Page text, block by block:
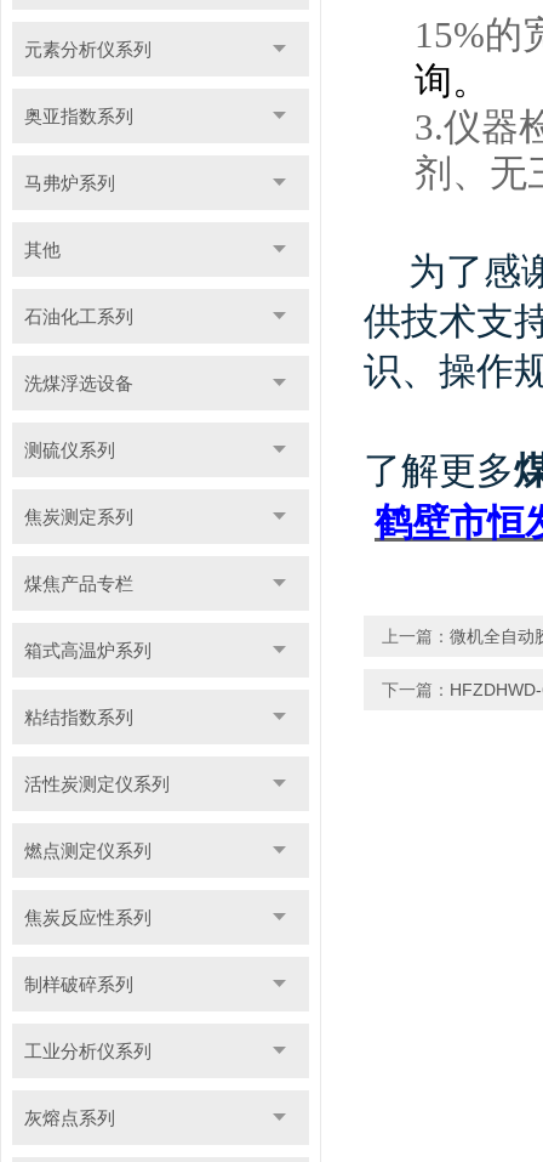
元素分析仪系列
奥亚指数系列
马弗炉系列
其他
石油化工系列
洗煤浮选设备
测硫仪系列
焦炭测定系列
煤焦产品专栏
箱式高温炉系列
粘结指数系列
活性炭测定仪系列
燃点测定仪系列
焦炭反应性系列
制样破碎系列
工业分析仪系列
灰熔点系列
15%的
询。
3.仪器
剂、无
为了感
供技术支
识、操作
了解更多
鹤壁市恒
上一篇： 微机全自动
下一篇：